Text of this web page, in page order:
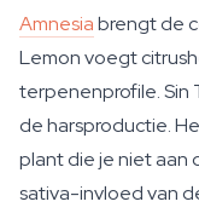
Amnesiabrengt de
Lemon voegt
terpenenprofile. Sin
de harsproductie.
plant die je niet aan
sativa-invloed van